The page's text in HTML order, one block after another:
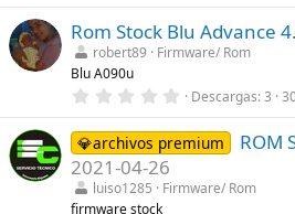
l
l
a
(
0
0
e
s
r
l
l
a
s
)
Rom Stock Blu Advance
robert89
Firmware/ Rom
Blu A090u
0
0
0
e
t
Descargas 3
💎archivos premium
ROM
2021-04-26
luiso1285
Firmware/ Rom
firmware stock